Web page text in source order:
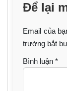
Để lại
Email của
trường bắt
Bình luận *